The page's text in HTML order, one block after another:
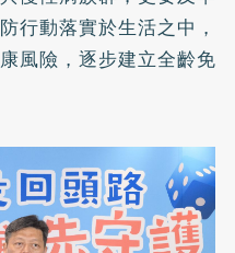
行動落實於生活之中，
風險，逐步建立全齡免